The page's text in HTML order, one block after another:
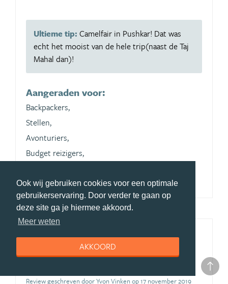
Ook wij gebruiken cookies voor een optimale
gebruikerservaring. Door verder te gaan op
deze site ga je hiermee akkoord.
Meer weten
AKKOORD
Ultieme tip: Camelfair in Pushkar! Dat was
echt het mooist van de hele trip(naast de Taj
Mahal dan)!
Aangeraden voor:
Backpackers,
Stellen,
Avonturiers,
Budget reizigers,
Prachtig land waar ik verliefd op
ben geworden!
Review geschreven door Yvon Vinken op 17 november 2019